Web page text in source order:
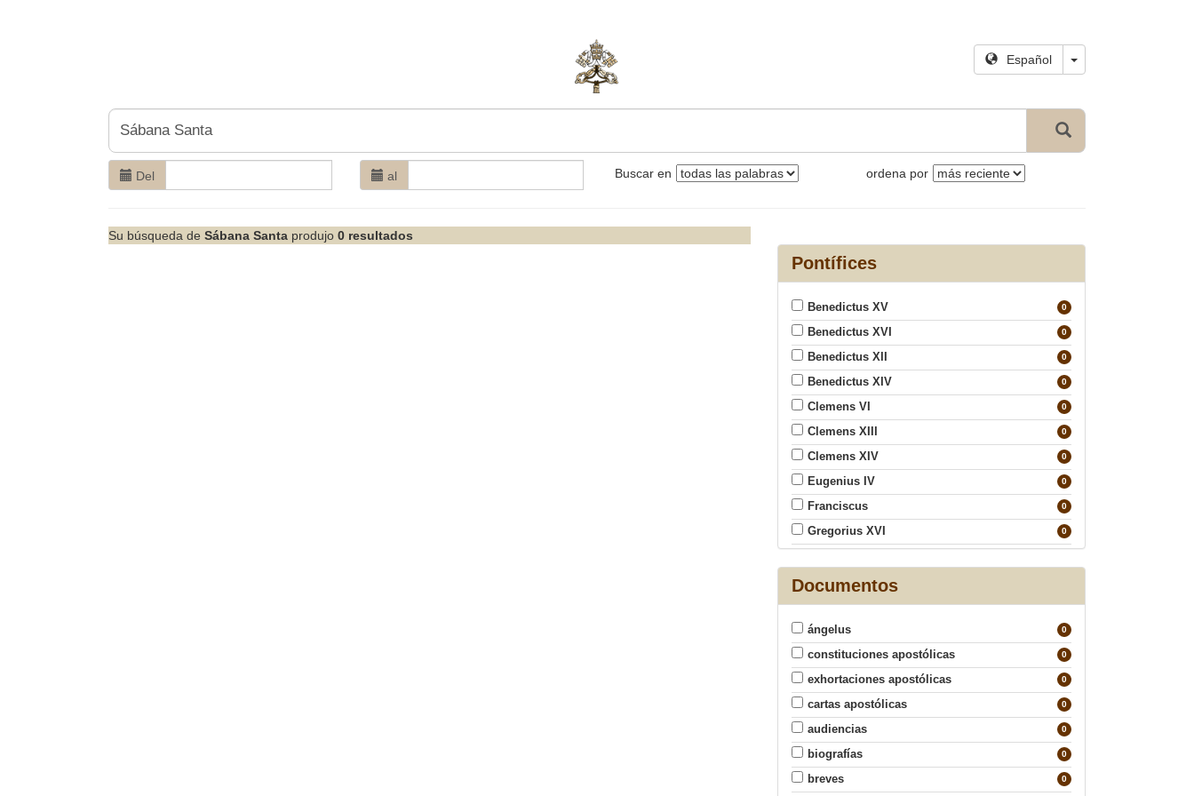
Español
Del al Buscar en ordena por
Su búsqueda de Sábana Santa produjo 0 resultados
Pontífices
Benedictus XV 0
Benedictus XVI 0
Benedictus XII 0
Benedictus XIV 0
Clemens VI 0
Clemens XIII 0
Clemens XIV 0
Eugenius IV 0
Franciscus 0
Gregorius XVI 0
Ioannes Paulus I
Ioannes Paulus II 0
Ioannes XXIII 0
Leo XII 0
Leo XIII 0
Leo XIV 0
Paulus VI 0
Pius IX 0
Pius VI 0
Documentos
ángelus 0
constituciones apostólicas 0
exhortaciones apostólicas 0
cartas apostólicas 0
audiencias 0
biografías 0
breves 0